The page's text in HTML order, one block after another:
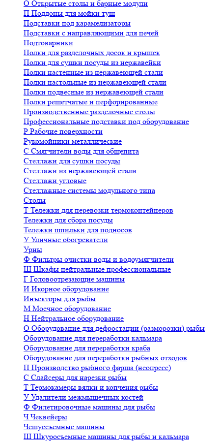
О Открытые столы и барные модули
П Поддоны для мойки туш
Подставки под карамелизаторы
Подставки с направляющими для печей
Подтоварники
Полки для разделочных досок и крышек
Полки для сушки посуды из нержавейки
Полки настенные из нержавеющей стали
Полки настольные из нержавеющей стали
Полки подвесные из нержавеющей стали
Полки решетчатые и перфорированные
Производственные разделочные столы
Профессиональные подставки под оборудование
Р Рабочие поверхности
Рукомойники металлические
С Смягчители воды для общепита
Стеллажи для сушки посуды
Стеллажи из нержавеющей стали
Стеллажи угловые
Стеллажные системы модульного типа
Столы
Т Тележки для перевозки термоконтейнеров
Тележки для сбора посуды
Тележки шпильки для подносов
У Уличные обогреватели
Урны
Ф Фильтры очистки воды и водоумягчители
Ш Шкафы нейтральные профессиональные
Г Головоотрезающие машины
И Икорное оборудование
Инъекторы для рыбы
М Моечное оборудование
Н Нейтральное оборудование
О Оборудование для дефростации (разморозки) рыбы
Оборудование для переработки кальмара
Оборудование для переработки краба
Оборудование для переработки рыбных отходов
П Производство рыбного фарша (неопресс)
С Слайсеры для нарезки рыбы
Т Термокамеры вялки и копчения рыбы
У Удалители межмышечных костей
Ф Филетировочные машины для рыбы
ЧЧеквейеры
Чешуесъёмные машины
Ш Шкуросъемные машины для рыбы и кальмара